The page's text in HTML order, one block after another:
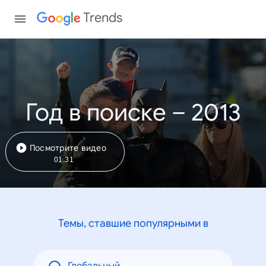
Trends
Год в поиске – 2013
Посмотрите видео
01:31
Темы, ставшие популярными в